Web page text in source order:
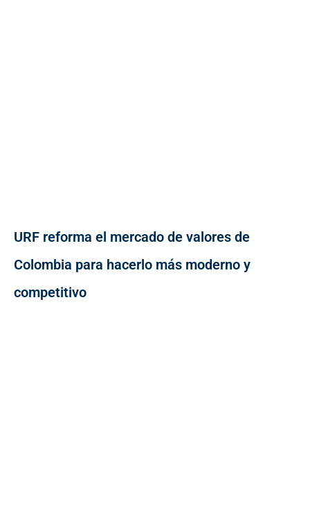
URF reforma el mercado de valores de
Colombia para hacerlo más moderno y
competitivo